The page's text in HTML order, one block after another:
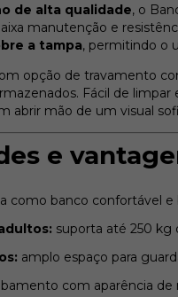
de alta qualidade, o
manutenção e
a tampa, permitindo o
opção de travamento
Fácil de
abrir mão de um visual
e
como banco confortável
suporta até 250 kg
amplo espaço para
com aparência de